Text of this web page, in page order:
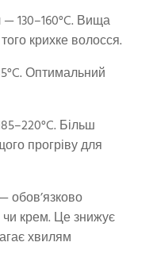
— 130–160°C. Вища
крихке волосся.
Оптимальний
Більш
прогріву для
обов’язково
чи крем. Це знижує
хвилям